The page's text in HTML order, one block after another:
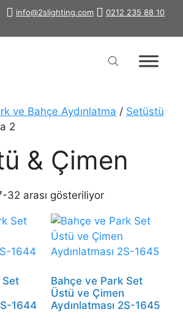
info@2slighting.com 0212 235 88 10
ve Bahçe Aydınlatma / Setüstü
2
& Çimen
32 arası gösteriliyor
Set
1644
Bahçe ve Park Set
Üstü ve Çimen
Aydınlatması 2S-1645